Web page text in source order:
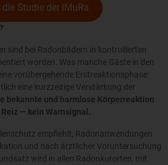
Studie der IMuRa
sind bei Radonbädern in kontrollierten
worden. Was manche Gäste in den
vorübergehende Erstreaktionsphase:
eine kurzzeitige Verstärkung der
bekannte und harmlose Körperreaktion
— kein Warnsignal.
empfiehlt, Radonanwendungen
und nach ärztlicher Voruntersuchung
wird in allen Radonkurorten, mit